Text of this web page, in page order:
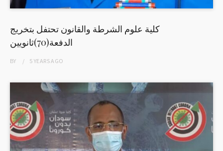
كلية علوم الشرطة والقانون تحتفل بتخريج
الدفعة(70)ثانويين
BY 5 YEARSAGO